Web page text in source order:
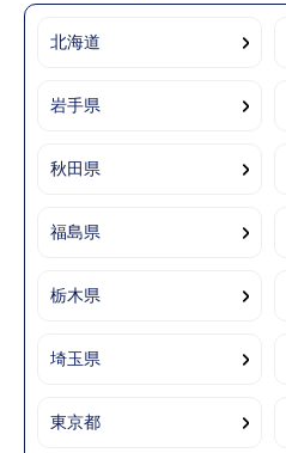
北海道
岩手県
秋田県
福島県
栃木県
埼玉県
東京都